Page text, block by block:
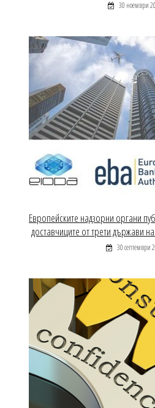
30 ноември
Европейските надзорни органи
доставчиците от трети държави
30 септември